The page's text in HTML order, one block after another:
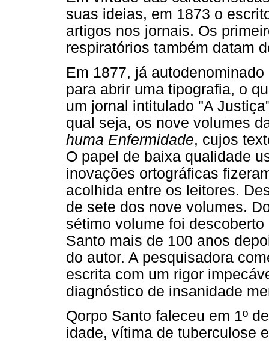
suas ideias, em 1873 o
artigos nos jornais. Os
respiratórios também datam
Em 1877, já
para abrir uma tipografia, o
um jornal intitulado "A
qual seja, os nove volumes
huma Enfermidade, cujos
O papel de baixa qualidade
inovações ortográficas
acolhida entre os leitores.
de sete dos nove volumes.
sétimo volume foi
Santo mais de 100 anos
do autor. A pesquisadora
escrita com um rigor
diagnóstico de insanidade
Qorpo Santo faleceu em 1º
idade, vítima de tuberculose